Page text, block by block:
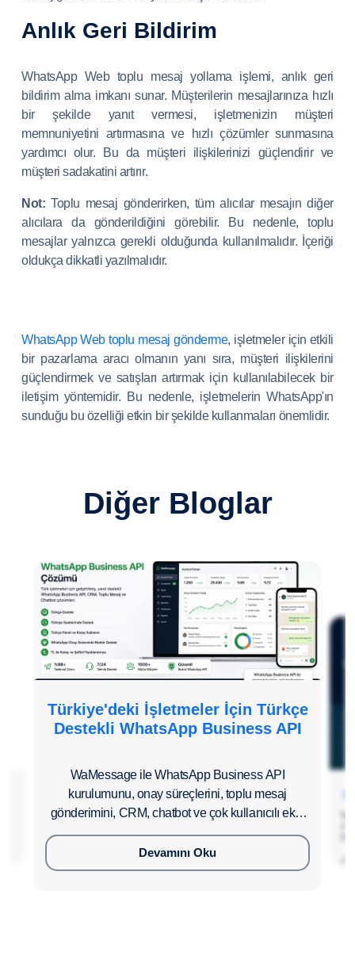
Anlık Geri Bildirim
WhatsApp Web toplu mesaj yollama işlemi, anlık geri
bildirim alma imkanı sunar. Müşterilerin mesajlarınıza hızlı
bir şekilde yanıt vermesi, işletmenizin müşteri
memnuniyetini artırmasına ve hızlı çözümler sunmasına
yardımcı olur. Bu da müşteri ilişkilerinizi güçlendirir ve
müşteri sadakatini artırır.
Not: Toplu mesaj gönderirken, tüm alıcılar mesajın diğer
alıcılara da gönderildiğini görebilir. Bu nedenle, toplu
mesajlar yalnızca gerekli olduğunda kullanılmalıdır. İçeriği
oldukça dikkatli yazılmalıdır.
WhatsApp Web toplu mesaj gönderme, işletmeler için etkili
bir pazarlama aracı olmanın yanı sıra, müşteri ilişkilerini
güçlendirmek ve satışları artırmak için kullanılabilecek bir
iletişim yöntemidir. Bu nedenle, işletmelerin WhatsApp'ın
sunduğu bu özelliği etkin bir şekilde kullanmaları önemlidir.
Diğer Bloglar
Türkiye'deki İşletmeler İçin Türkçe
Destekli WhatsApp Business API
WaMessage ile WhatsApp Business API
kurulumunu, onay süreçlerini, toplu mesaj
gönderimini, CRM, chatbot ve çok kullanıcılı ekip
yönetimini Türkçe destekle kolayca yönetin.
Devamını Oku